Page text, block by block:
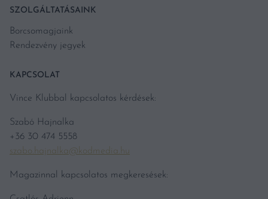
SZOLGÁLTATÁSAINK
Borcsomagjaink
Rendezvény jegyek
KAPCSOLAT
Vince Klubbal kapcsolatos kérdések:
Szabó Hajnalka
+36 30 474 5558
szabo.hajnalka@kodmedia.hu
Magazinnal kapcsolatos megkeresések: